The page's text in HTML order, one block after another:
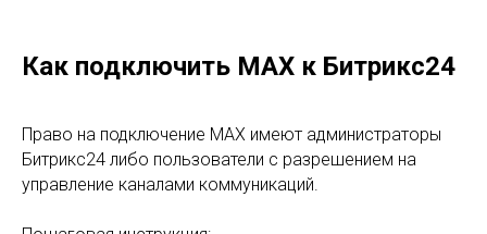
Как подключить MAX к Битрикс24
Право на подключение MAX имеют администраторы
Битрикс24 либо пользователи с разрешением на
управление каналами коммуникаций.